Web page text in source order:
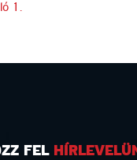
1.
FEL